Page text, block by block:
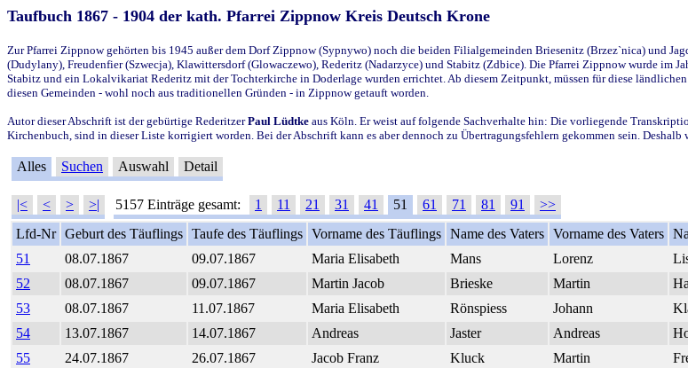
Taufbuch 1867 - 1904 der kath. Pfarrei Zippnow Kreis Deutsch Krone
Zur Pfarrei Zippnow gehörten bis 1945 außer dem Dorf Zippnow (Sypnywo) noch die beiden Filialgemeinden Briesenitz (Brzez`nica) und
(Dudylany), Freudenfier (Szwecja), Klawittersdorf (Glowaczewo), Rederitz (Nadarzyce) und Stabitz (Zdbice). Die Pfarrei Zippnow wurde im
Stabitz und ein Lokalvikariat Rederitz mit der Tochterkirche in Doderlage wurden errichtet. Ab diesem Zeitpunkt, müssen für diese
diesen Gemeinden - wohl noch aus traditionellen Gründen - in Zippnow getauft worden.
Autor dieser Abschrift ist der gebürtige RederitzerPaul Lüdtke aus Köln. Er weist auf folgende Sachverhalte hin: Die vorliegende
Kirchenbuch, sind in dieser Liste korrigiert worden. Bei der Abschrift kann es aber dennoch zu Übertragungsfehlern gekommen sein. Deshalb
Alles Suchen Auswahl Detail
|< < > >| 5157 Einträge gesamt: 1 11 21 31 41 51 61 71 81 91
>>
Lfd-Nr Geburt des Täuflings Taufe des Täuflings Vorname des Täuflings Name des Vaters Vorname des Vaters
51
08.07.1867 09.07.1867 Maria Elisabeth Mans Lorenz
52
08.07.1867 09.07.1867 Martin Jacob Brieske Martin
53
08.07.1867 11.07.1867 Maria Elisabeth Rönspiess Johann
54
13.07.1867 14.07.1867 Andreas Jaster Andreas
55
24.07.1867 26.07.1867 Jacob Franz Kluck Martin